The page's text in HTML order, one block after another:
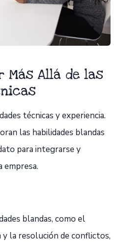
Más Allá de las
técnicas y experiencia.
las habilidades blandas
para integrarse y
empresa.
blandas, como el
y la resolución de conflictos,